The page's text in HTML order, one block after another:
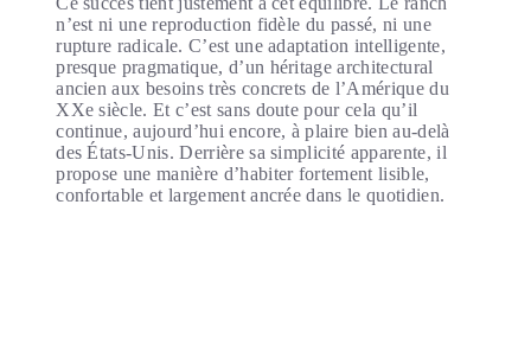
n’est ni une reproduction fidèle du passé, ni une
rupture radicale. C’est une adaptation intelligente,
presque pragmatique, d’un héritage architectural
ancien aux besoins très concrets de l’Amérique du
XXe siècle. Et c’est sans doute pour cela qu’il
continue, aujourd’hui encore, à plaire bien au-delà
des États-Unis. Derrière sa simplicité apparente, il
propose une manière d’habiter fortement lisible,
confortable et largement ancrée dans le quotidien.